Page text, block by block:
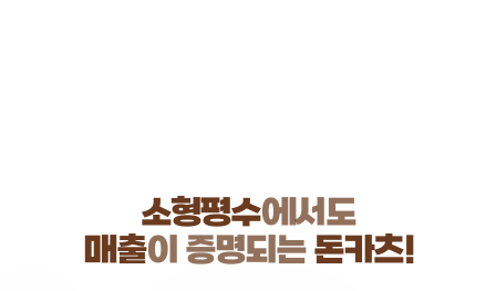
소형평수에서도
매출이 증명되는돈카츠!